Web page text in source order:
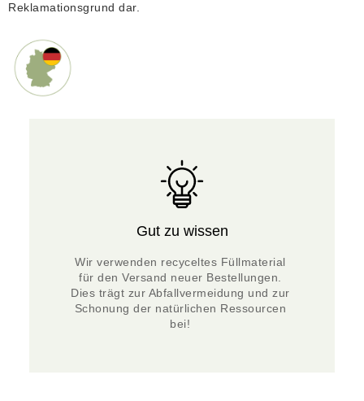
Reklamationsgrund dar.
Gut zu wissen
Wir verwenden recyceltes Füllmaterial
für den Versand neuer Bestellungen.
Dies trägt zur Abfallvermeidung und zur
Schonung der natürlichen Ressourcen
bei!